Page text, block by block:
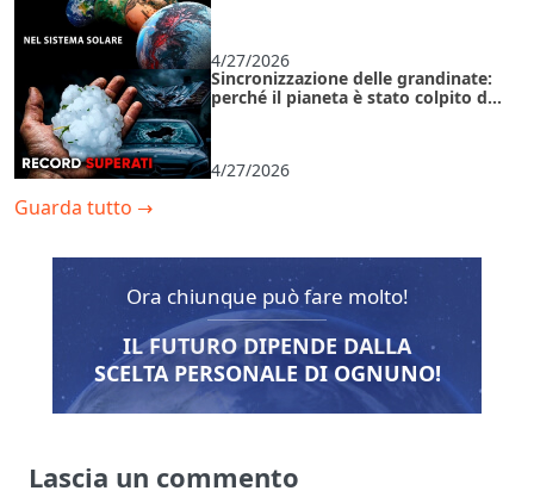
4/27/2026
Sincronizzazione delle grandinate:
perché il pianeta è stato colpito da
4/27/2026
Guarda tutto →
Ora chiunque può fare molto!
IL FUTURO DIPENDE DALLA
SCELTA PERSONALE DI OGNUNO!
Lascia un commento